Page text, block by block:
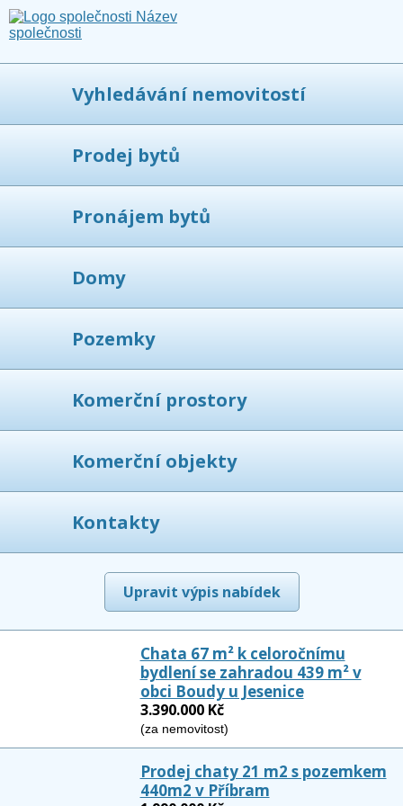
Vyhledávání nemovitostí
Prodej bytů
Pronájem bytů
Domy
Pozemky
Komerční prostory
Komerční objekty
Kontakty
Upravit výpis nabídek
Chata 67 m² k celoročnímu
bydlení se zahradou 439 m² v
obci Boudy u Jesenice
3.390.000 Kč
(za nemovitost)
Prodej chaty 21 m2 s pozemkem
440m2 v Příbram